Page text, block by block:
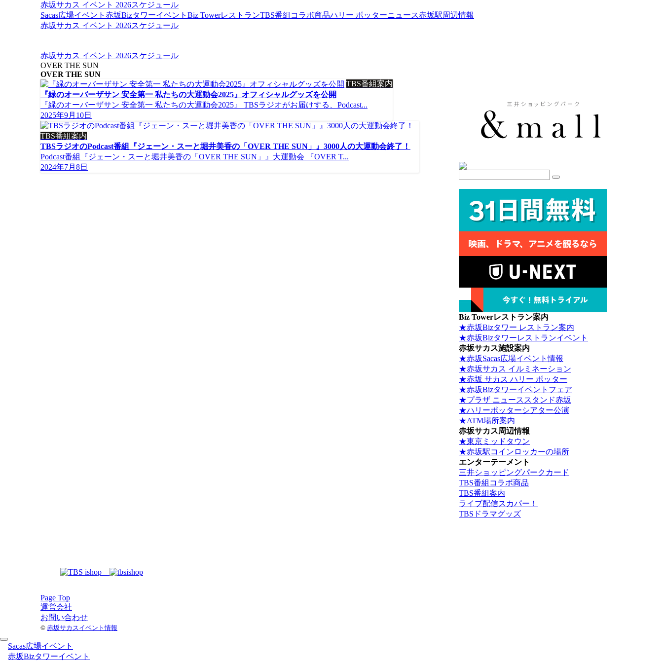
赤坂サカス イベント 2026スケジュール
Sacas広場イベント 赤坂Bizタワーイベント Biz TowerレストランTBS番組コラボ商品ハリー ポッターニュース赤坂駅周辺情報
赤坂サカス イベント 2026スケジュール
赤坂サカス イベント 2026スケジュール
OVER THE SUN
OVER THE SUN
TBS番組案内
『緑のオーバーザサン 安全第一 私たちの大運動会2025』オフィシャルグッズを公開
『緑のオーバーザサン 安全第一 私たちの大運動会2025』 TBSラジオがお届けする、Podcast...
2025年9月10日
TBS番組案内
TBSラジオのPodcast番組『ジェーン・スーと堀井美香の「OVER THE SUN」』3000人の大運動会終了！
Podcast番組『ジェーン・スーと堀井美香の「OVER THE SUN」』大運動会 『OVER T...
2024年7月8日
Biz Towerレストラン案内
★赤坂Bizタワー レストラン案内
★赤坂Bizタワーレストランイベント
赤坂サカス施設案内
★赤坂Sacas広場イベント情報
★赤坂サカス イルミネーション
★赤坂 サカス ハリー ポッター
★赤坂Bizタワーイベントフェア
★プラザ ニューススタンド赤坂
★ハリーポッターシアター公演
★ATM場所案内
赤坂サカス周辺情報
★東京ミッドタウン
★赤坂駅コインロッカーの場所
エンターテーメント
三井ショッピングパークカード
TBS番組コラボ商品
TBS番組案内
ライブ配信スカパー！
TBSドラマグッズ
Page Top
運営会社
お問い合わせ
© 赤坂サカスイベント情報
Sacas広場イベント
赤坂Bizタワーイベント